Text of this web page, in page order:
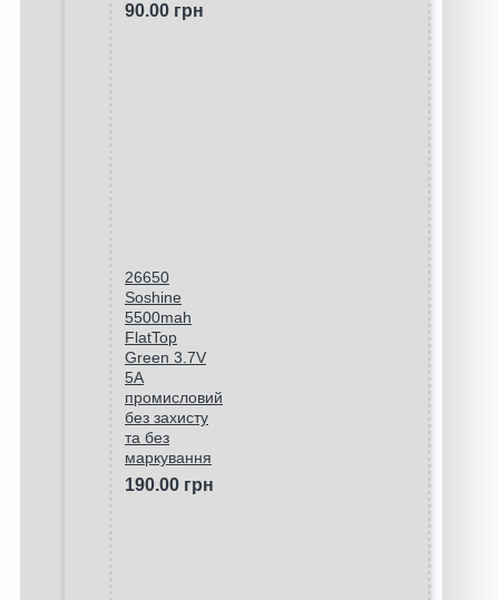
90.00 грн
26650
Soshine
5500mah
FlatTop
Green 3.7V
5A
промисловий
без захисту
та без
маркування
190.00 грн